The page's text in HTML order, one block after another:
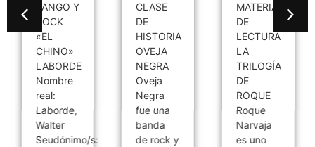
TANGO Y
ROCK
«EL
CHINO»
LABORDE
Nombre
real:
Laborde,
Walter
Seudónimo/s:
CLASE
DE
HISTORIA
OVEJA
NEGRA
Oveja
Negra
fue una
banda
de rock y
MATERIAL
DE
LECTURA
LA
TRILOGÍA
DE
ROQUE
Roque
Narvaja
es uno